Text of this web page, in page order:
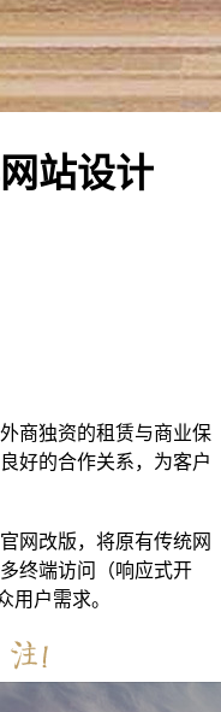
站设计
商独资的租赁与商业保
好的合作关系，为客户
网改版，将原有传统网
终端访问（响应式开
用户需求。